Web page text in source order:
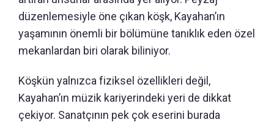
düzenlemesiyle öne çıkan köşk, Kayahan’ın
yaşamının önemli bir bölümüne tanıklık eden özel
mekanlardan biri olarak biliniyor.
Köşkün yalnızca fiziksel özellikleri değil,
Kayahan’ın müzik kariyerindeki yeri de dikkat
çekiyor. Sanatçının pek çok eserini burada